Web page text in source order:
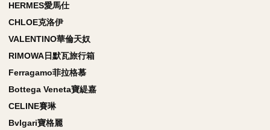
HERMES愛馬仕
CHLOE克洛伊
VALENTINO華倫天奴
RIMOWA日默瓦旅行箱
Ferragamo菲拉格慕
Bottega Veneta寶緹嘉
CELINE賽琳
Bvlgari寶格麗